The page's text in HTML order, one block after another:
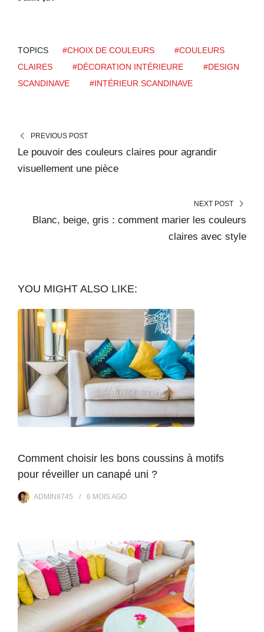
TOPICS #CHOIX DE COULEURS
#COULEURS
CLAIRES
#DÉCORATION INTÉRIEURE
#DESIGN
SCANDINAVE
#INTÉRIEUR SCANDINAVE
PREVIOUS POST
Le pouvoir des couleurs claires pour agrandir
visuellement une pièce
NEXT POST
Blanc, beige, gris : comment marier les couleurs
claires avec style
YOU MIGHT ALSO LIKE:
Comment choisir les bons coussins à motifs
pour réveiller un canapé uni ?
ADMIN8745 6 MOISAGO